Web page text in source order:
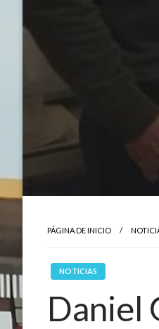
PÁGINA DE INICIO
NOTICIAS
Daniel